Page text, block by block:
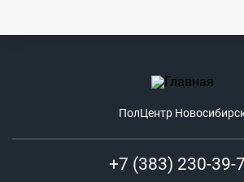
ПолЦентр
+7 (383) 230-39-